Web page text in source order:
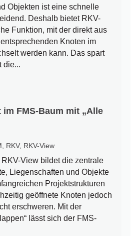
Objekten ist eine schnelle
Deshalb bietet RKV-
Funktion, mit der direkt aus
Knoten im
werden kann. Das spart
die...
FMS-Baum mit „Alle
RKV, RKV-View
View bildet die zentrale
Liegenschaften und Objekte
Projektstrukturen
geöffnete Knoten jedoch
erschweren. Mit der
lässt sich der FMS-